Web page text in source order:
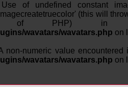
of undefined constant
(this will
of PHP)
wavatars/wavatars.php on
non-numeric value
wavatars/wavatars.php on